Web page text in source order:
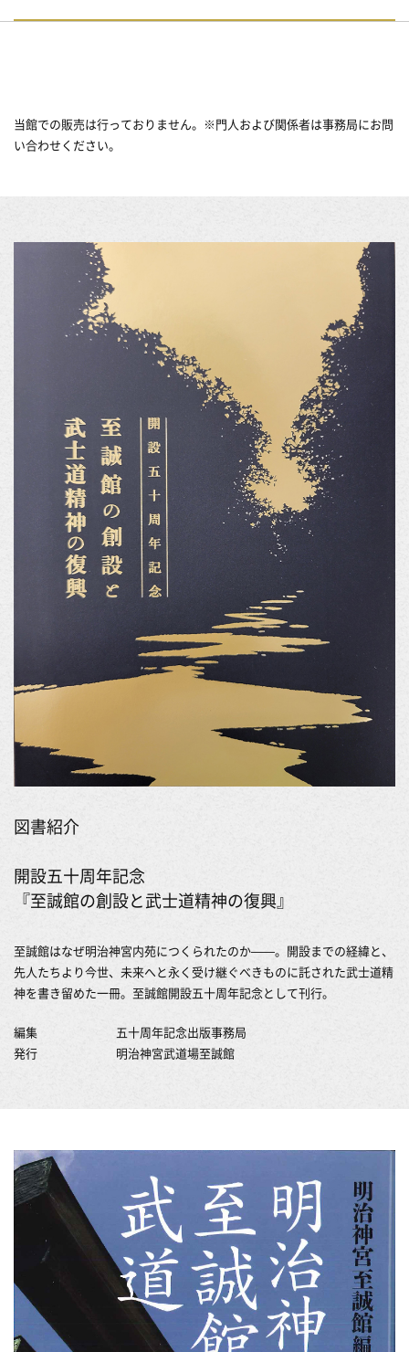
当館での販売は行っておりません。※門人および関係者は事務局にお問
い合わせください。
図書紹介
開設五十周年記念
『至誠館の創設と武士道精神の復興』
至誠館はなぜ明治神宮内苑につくられたのか――。開設までの経緯と、
先人たちより今世、未来へと永く受け継ぐべきものに託された武士道精
神を書き留めた一冊。至誠館開設五十周年記念として刊行。
編集
五十周年記念出版事務局
発行
明治神宮武道場至誠館